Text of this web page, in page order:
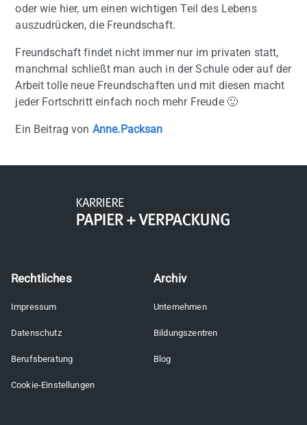
oder wie hier, um einen wichtigen Teil des Lebens
auszudrücken, die Freundschaft.
Freundschaft findet nicht immer nur im privaten statt,
manchmal schließt man auch in der Schule oder auf der
Arbeit tolle neue Freundschaften und mit diesen macht
jeder Fortschritt einfach noch mehr Freude 🙂
Ein Beitrag von Anne.Packsan
Rechtliches
Impressum
Datenschutz
Berufsberatung
Cookie-Einstellungen
Archiv
Unternehmen
Bildungszentren
Blog